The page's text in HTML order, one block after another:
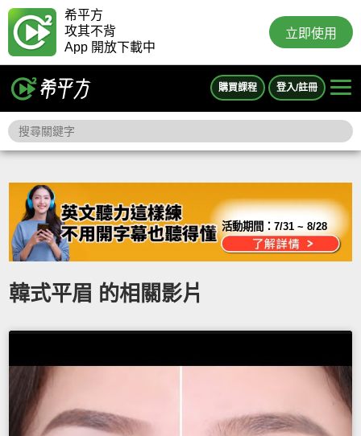
希平方
攻其不背
App 開放下載中
立即使用
購買課程 登入/註冊
活動期間：7/31 ~ 8/28
韓式平眉 的相關影片